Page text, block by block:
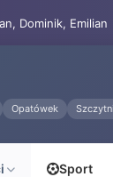
Dominik, Emilian
Opatówek
Sport